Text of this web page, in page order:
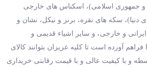
جمهوری اسلامی)، اسکناس های خارجی
سکه های نقره، برنز و نیکل، نشان و
ایرانی و خارجی، و سایر اشیاء قدیمی و
آورده است تا کلیه عزیزان بتوانند کالای
و با کیفیت عالی و با قیمت رقابتی خریداری